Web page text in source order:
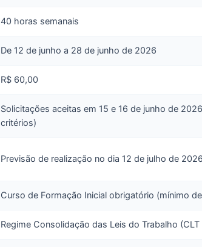
40 horas semanais
De 12 de junho a 28 de junho de 2026
R$ 60,00
Solicitações aceitas em 15 e 16 de junho de
critérios)
Previsão de realização no dia 12 de julho de 2026
Curso de Formação Inicial obrigatório (mínimo
Regime Consolidação das Leis do Trabalho